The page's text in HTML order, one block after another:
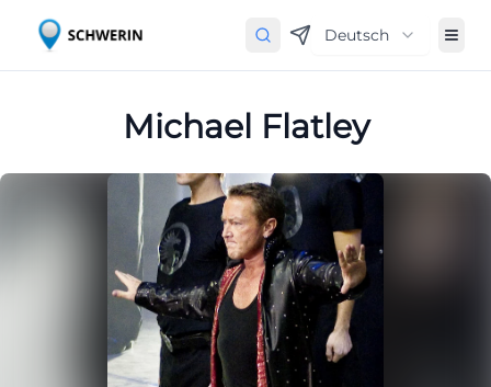
Deutsch
Michael Flatley